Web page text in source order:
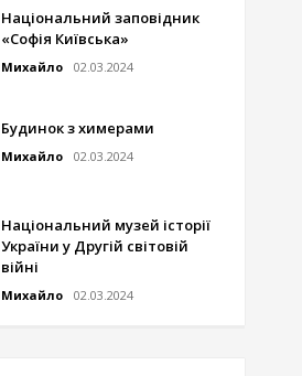
Національний заповідник
«Софія Київська»
Михайло 02.03.2024
Будинок з химерами
Михайло 02.03.2024
Національний музей історії
України у Другій світовій
війні
Михайло 02.03.2024